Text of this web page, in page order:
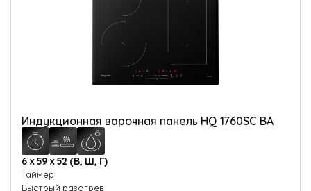
Индукционная варочная панель HQ 1760SC BA
6 х 59 х 52 (В, Ш, Г)
Таймер
Быстрый разогрев